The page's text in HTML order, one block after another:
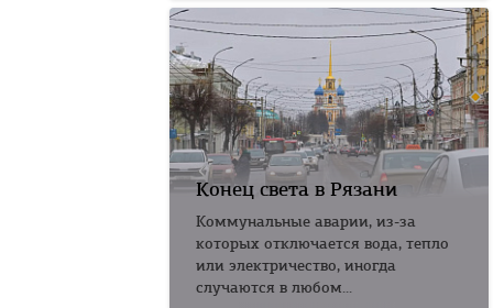
Конец света в Рязани
Коммунальные аварии, из-за
которых отключается вода, тепло
или электричество, иногда
случаются в любом...